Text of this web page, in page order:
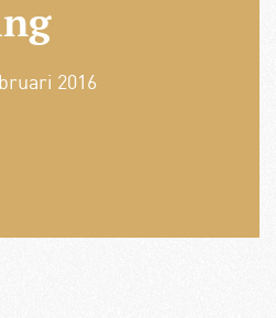
2016